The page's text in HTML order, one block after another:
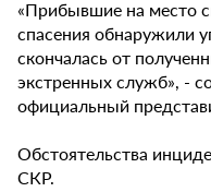
«Прибывшие на место
спасения обнаружили
скончалась от
экстренных служб», -
официальный
Обстоятельства
СКР.